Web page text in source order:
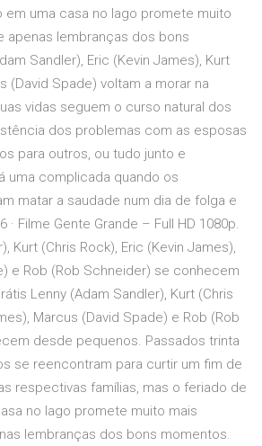
em uma casa no lago promete muito
apenas lembranças dos bons
Sandler), Eric (Kevin James), Kurt
(David Spade) voltam a morar na
vidas seguem o curso natural dos
dos problemas com as esposas
para outros, ou tudo junto e
uma complicada quando os
matar a saudade num dia de folga e
Filme Gente Grande – Full HD 1080p.
Kurt (Chris Rock), Eric (Kevin James),
e Rob (Rob Schneider) se conhecem
Lenny (Adam Sandler), Kurt (Chris
Marcus (David Spade) e Rob (Rob
desde pequenos. Passados trinta
se reencontram para curtir um fim de
respectivas famílias, mas o feriado de
no lago promete muito mais
lembranças dos bons momentos.